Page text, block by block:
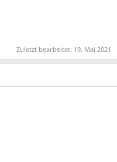
Zuletzt bearbeitet: 19. Mai 2021